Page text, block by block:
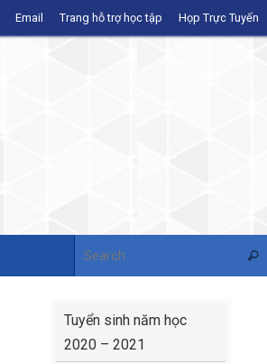
Email Trang hỗ trợ học tập Họp Trực Tuyến
Tuyển sinh năm học
2020 – 2021